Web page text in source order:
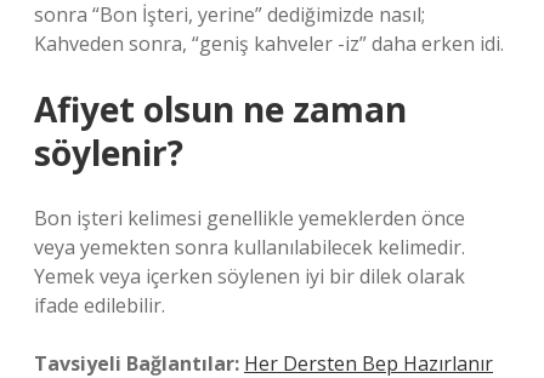
sonra “Bon İşteri, yerine” dediğimizde nasıl;
Kahveden sonra, “geniş kahveler -iz” daha erken idi.
Afiyet olsun ne zaman
söylenir?
Bon işteri kelimesi genellikle yemeklerden önce
veya yemekten sonra kullanılabilecek kelimedir.
Yemek veya içerken söylenen iyi bir dilek olarak
ifade edilebilir.
Tavsiyeli Bağlantılar: Her Dersten Bep Hazırlanır